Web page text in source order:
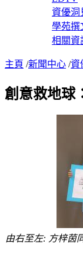
資優洞
學苑撰
相關資
主頁 /新聞中心 /資
創意救地球
由右至左: 方梓茵